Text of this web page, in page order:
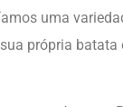
uma
própria batata